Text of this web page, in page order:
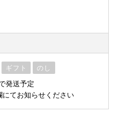
ギフト のし
発送予定
てお知らせください